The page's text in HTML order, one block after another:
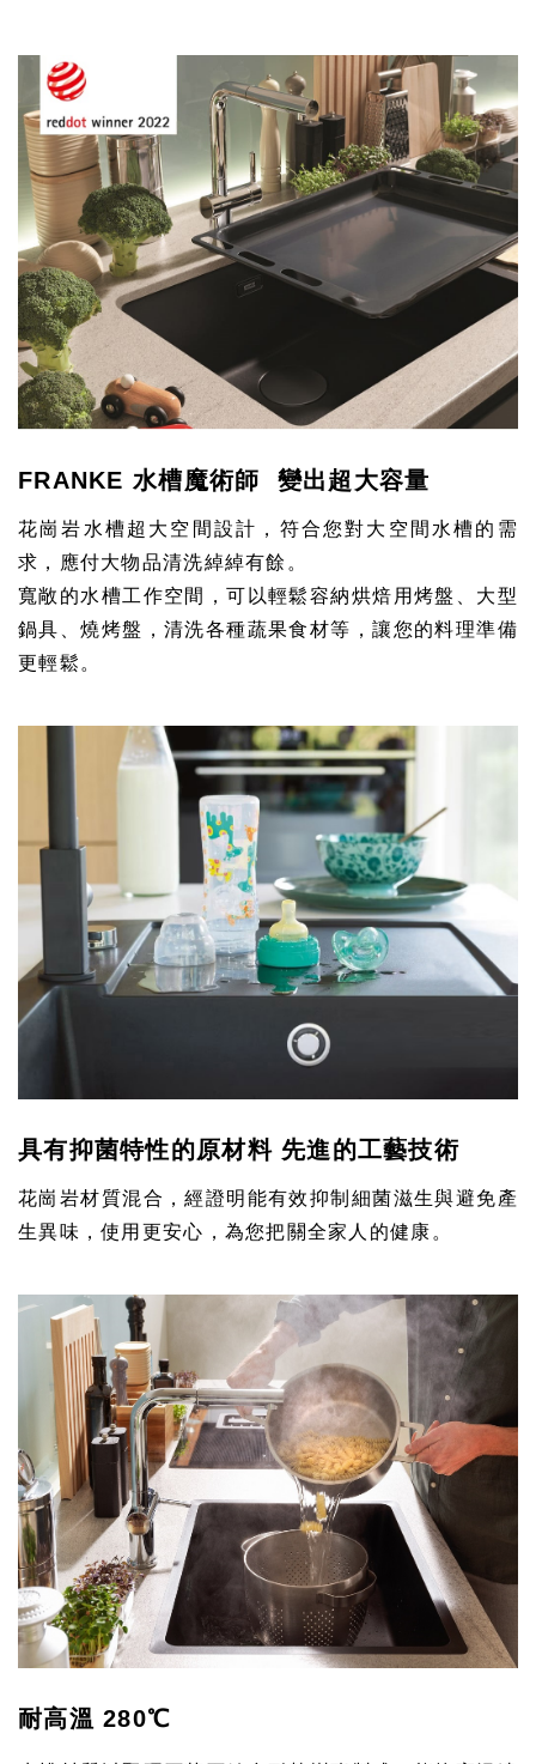
FRANKE 水槽魔術師 變出超大容量
花崗岩水槽超大空間設計，符合您對大空間水槽的需
求，應付大物品清洗綽綽有餘。
寬敞的水槽工作空間，可以輕鬆容納烘焙用烤盤、大型
鍋具、燒烤盤，清洗各種蔬果食材等，讓您的料理準備
更輕鬆。
具有抑菌特性的原材料 先進的工藝技術
花崗岩材質混合，經證明能有效抑制細菌滋生與避免產
生異味，使用更安心，為您把關全家人的健康。
耐高溫 280℃